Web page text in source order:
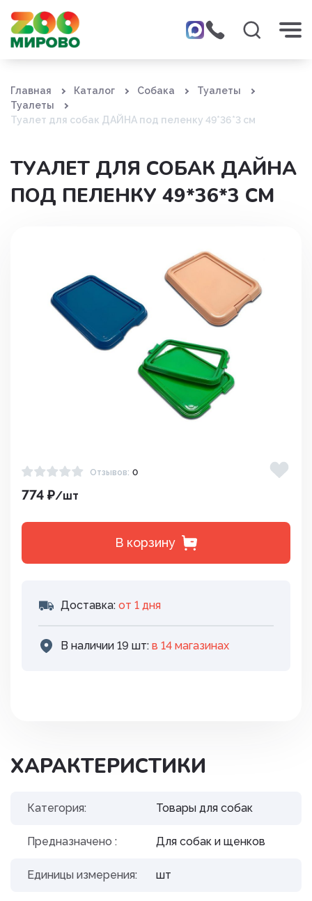
Главная Каталог Собака
Туалеты
Туалеты
Туалет для собак ДАЙНА под пеленку 49*36*3 см
ТУАЛЕТ ДЛЯ СОБАК ДАЙНА
ПОД ПЕЛЕНКУ 49*36*3 СМ
Отзывов: 0
774 ₽/шт
В корзину
Доставка: от 1 дня
В наличии 19 шт: в 14 магазинах
ХАРАКТЕРИСТИКИ
Категория: Товары для собак
Предназначено : Для собак и щенков
Единицы измерения: шт